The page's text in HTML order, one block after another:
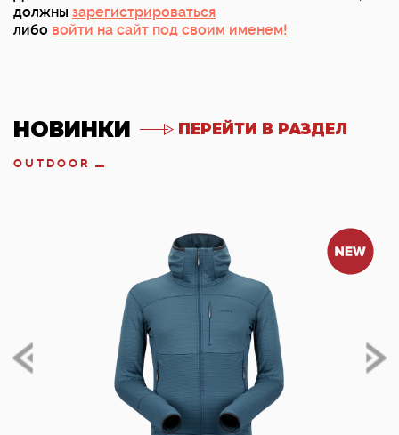
должны зарегистрироваться
либо войти на сайт под своим именем!
НОВИНКИ ПЕРЕЙТИ В РАЗДЕЛ
OUTDOOR